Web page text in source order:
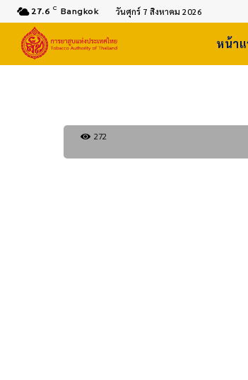
27.6 C Bangkok วันศุกร์ 7 สิงหาคม 2026
หน้าแ
272